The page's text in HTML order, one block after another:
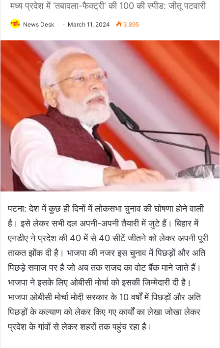
मध्य प्रदेश में ‘तबादला-फैक्ट्री‘ की 100 की स्पीड: जीतू पटवारी
News Desk March 11, 2024 3,895
पटना: देश में कुछ ही दिनों में लोकसभा चुनाव की घोषणा होने वाली
है। इसे लेकर सभी दल अपनी-अपनी तैयारी में जुटे हैं। बिहार में
एनडीए ने प्रदेश की 40 में से 40 सीटें जीतने को लेकर अपनी पूरी
ताकत झोंक दी है। भाजपा की नजर इस चुनाव में पिछड़ों और अति
पिछड़े समाज पर है जो अब तक राजद का वोट बैंक माने जाते हैं।
भाजपा ने इसके लिए ओबीसी मोर्चा को इसकी जिम्मेदारी दी है।
भाजपा ओबीसी मोर्चा मोदी सरकार के 10 वर्षों में पिछड़ों और अति
पिछड़ों के कल्याण को लेकर किए गए कार्यों का लेखा जोखा लेकर
प्रदेश के गांवों से लेकर शहरों तक पहुंच रहा है।